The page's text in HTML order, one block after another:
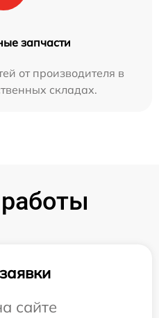
запчасти
от производителя в
складах.
сайте